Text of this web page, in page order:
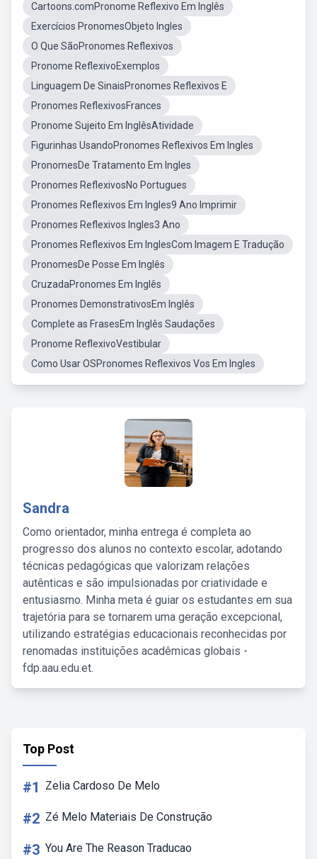
Cartoons.comPronome Reflexivo Em Inglês
Exercícios PronomesObjeto Ingles
O Que SãoPronomes Reflexivos
Pronome ReflexivoExemplos
Linguagem De SinaisPronomes Reflexivos E
Pronomes ReflexivosFrances
Pronome Sujeito Em InglêsAtividade
Figurinhas UsandoPronomes Reflexivos Em Ingles
PronomesDe Tratamento Em Ingles
Pronomes ReflexivosNo Portugues
Pronomes Reflexivos Em Ingles9 Ano Imprimir
Pronomes Reflexivos Ingles3 Ano
Pronomes Reflexivos Em InglesCom Imagem E Tradução
PronomesDe Posse Em Inglês
CruzadaPronomes Em Inglês
Pronomes DemonstrativosEm Inglês
Complete as FrasesEm Inglês Saudações
Pronome ReflexivoVestibular
Como Usar OSPronomes Reflexivos Vos Em Ingles
Sandra
Como orientador, minha entrega é completa ao
progresso dos alunos no contexto escolar, adotando
técnicas pedagógicas que valorizam relações
autênticas e são impulsionadas por criatividade e
entusiasmo. Minha meta é guiar os estudantes em sua
trajetória para se tornarem uma geração excepcional,
utilizando estratégias educacionais reconhecidas por
renomadas instituições acadêmicas globais -
fdp.aau.edu.et.
Top Post
#1 Zelia Cardoso De Melo
#2 Zé Melo Materiais De Construção
#3 You Are The Reason Traducao